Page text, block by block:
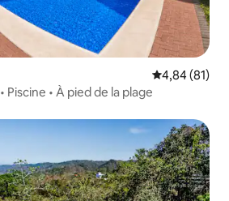
Évaluation
4,84 (81)
Piscine • À pied de la plage